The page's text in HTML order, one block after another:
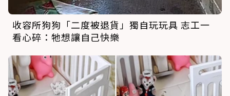
收容所狗狗「二度被退貨」獨自玩玩具 志工一
看心碎：牠想讓自己快樂